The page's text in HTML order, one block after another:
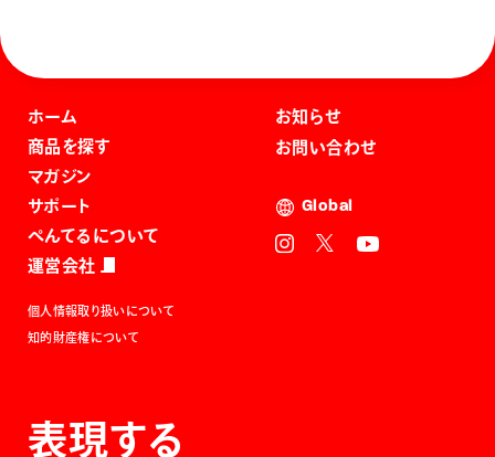
ホーム
商品を探す
マガジン
サポート
ぺんてるについて
運営会社
お知らせ
お問い合わせ
Global
個人情報取り扱いについて
知的財産権について
表現する